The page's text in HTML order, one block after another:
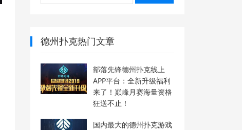
德州扑克热门文章
部落先锋德州扑克线上
APP平台：全新升级福利
来了！巅峰月赛海量资格
狂送不止！
国内最大的德州扑克游戏